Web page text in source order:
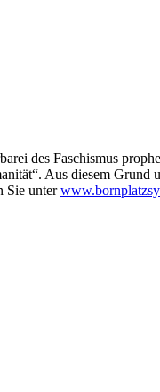
des Faschismus
Aus diesem
Sie unter